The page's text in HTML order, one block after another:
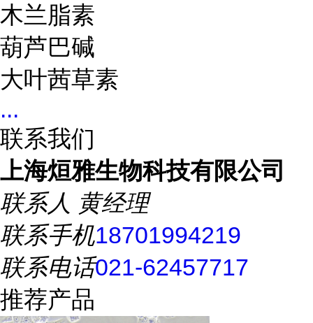
木兰脂素
葫芦巴碱
大叶茜草素
...
联系我们
上海烜雅生物科技有限公司
联系人 黄经理
联系手机18701994219
联系电话021-62457717
推荐产品